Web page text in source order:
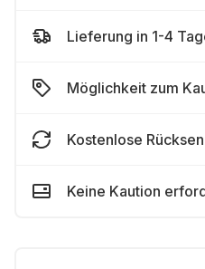
Lieferung in 1-4
Möglichkeit zum
Kostenlose
Keine Kaution